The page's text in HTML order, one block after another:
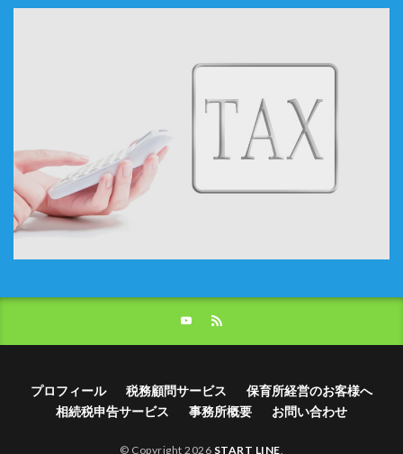
プロフィール 税務顧問サービス
保育所経営のお客様へ
相続税申告サービス
事務所概要 お問い合わせ
© Copyright 2026 START LINE